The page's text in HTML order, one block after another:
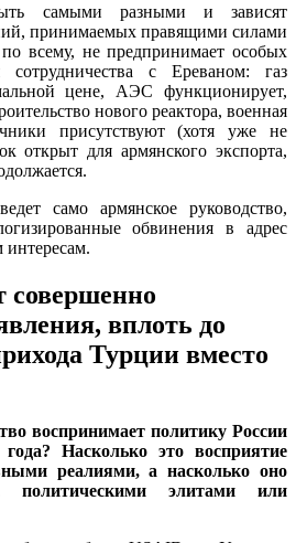
самыми разными и зависят
принимаемых правящими силами
всему, не предпринимает особых
с Ереваном: газ
цене, АЭС функционирует,
нового реактора, военная
присутствуют (хотя уже не
открыт для армянского экспорта,
само армянское руководство,
обвинения в адрес
интересам.
совершенно
вплоть до
Турции вместо
воспринимает политику России
Насколько это восприятие
реалиями, а насколько оно
политическими элитами или